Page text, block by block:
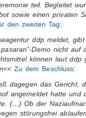
teil. Begleitet
sowie einen privaten
den zweiten Tag:
ddp meldet,
Demo nicht auf
können laut ddp
<<Zu dem Beschluss:
dagegen das Gericht,
angemeldet hatte und
(…) Ob der
störungsfrei